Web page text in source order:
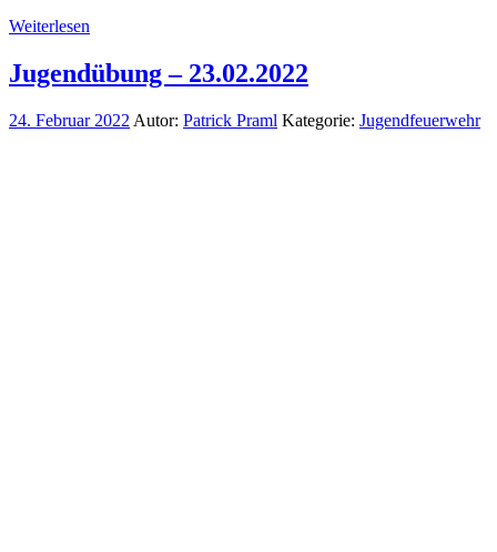
Weiterlesen
Jugendübung – 23.02.2022
24. Februar 2022 Autor: Patrick Praml Kategorie: Jugendfeuerwehr